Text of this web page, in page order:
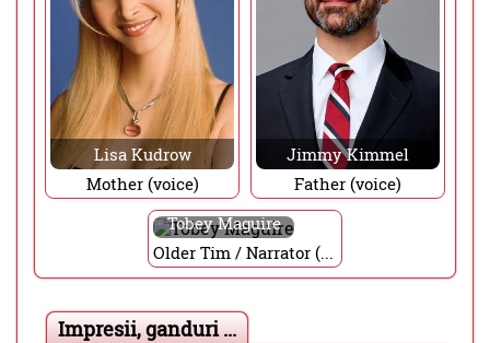
Lisa Kudrow
Mother (voice)
Jimmy Kimmel
Father (voice)
Tobey Maguire
Older Tim / Narrator (voice)
Impresii, ganduri ...